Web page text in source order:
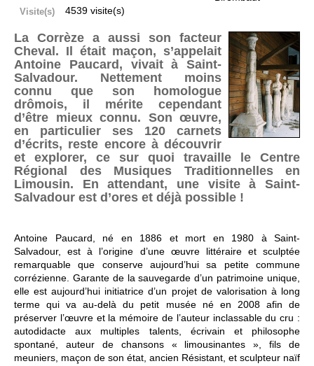
Visite(s) 4539 visite(s)
La Corrèze a aussi son facteur
Cheval. Il était maçon, s’appelait
Antoine Paucard, vivait à Saint-
Salvadour. Nettement moins
connu que son homologue
drômois, il mérite cependant
d’être mieux connu. Son œuvre,
en particulier ses 120 carnets
d’écrits, reste encore à découvrir
et explorer, ce sur quoi travaille le Centre
Régional des Musiques Traditionnelles en
Limousin. En attendant, une visite à Saint-
Salvadour est d’ores et déjà possible !
Antoine Paucard, né en 1886 et mort en 1980 à Saint-
Salvadour, est à l’origine d’une œuvre littéraire et sculptée
remarquable que conserve aujourd’hui sa petite commune
corrézienne. Garante de la sauvegarde d’un patrimoine unique,
elle est aujourd’hui initiatrice d’un projet de valorisation à long
terme qui va au-delà du petit musée né en 2008 afin de
préserver l’œuvre et la mémoire de l’auteur inclassable du cru :
autodidacte aux multiples talents, écrivain et philosophe
spontané, auteur de chansons « limousinantes », fils de
meuniers, maçon de son état, ancien Résistant, et sculpteur naïf